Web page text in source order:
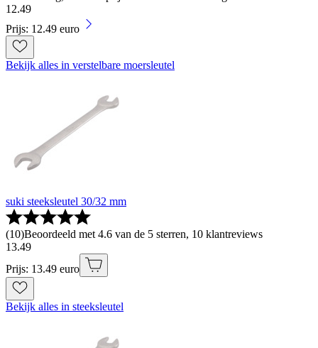
12.49
Prijs: 12.49 euro
Bekijk alles in verstelbare moersleutel
suki steeksleutel 30/32 mm
(10)Beoordeeld met 4.6 van de 5 sterren, 10 klantreviews
13.49
Prijs: 13.49 euro
Bekijk alles in steeksleutel